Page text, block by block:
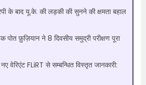
के बाद यू.के. की लड़की की सुनने की क्षमता बहाल
पोत फ़ुज़ियान ने 8 दिवसीय समुद्री परीक्षण पूरा
वेरिएंट FLiRT से सम्बन्धित विस्तृत जानकारी: